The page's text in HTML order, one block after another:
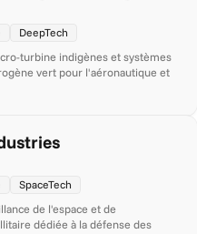
DeepTech
turbine indigènes et systèmes
vert pour l'aéronautique et
SpaceTech
de l'espace et de
dédiée à la défense des